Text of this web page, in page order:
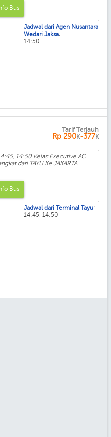
Bus
Jadwal dari Agen Nusantara
Wedari Jaksa:
14:50
Tarif Terjauh
Rp 290K-377K
14:50 Kelas:Executive AC
dari TAYU Ke JAKARTA
Bus
Jadwal dari Terminal Tayu:
14:45, 14:50